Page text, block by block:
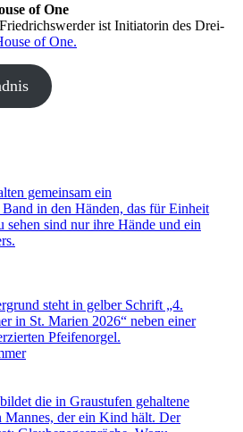
of One
ist Initiatorin des Drei-
of One.